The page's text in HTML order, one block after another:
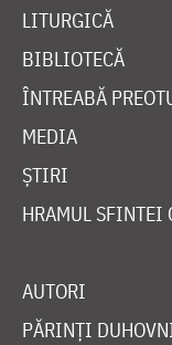
LITURGICĂ
BIBLIOTECĂ
ÎNTREABĂ
MEDIA
ȘTIRI
HRAMUL SFINTEI
AUTORI
PĂRINȚI